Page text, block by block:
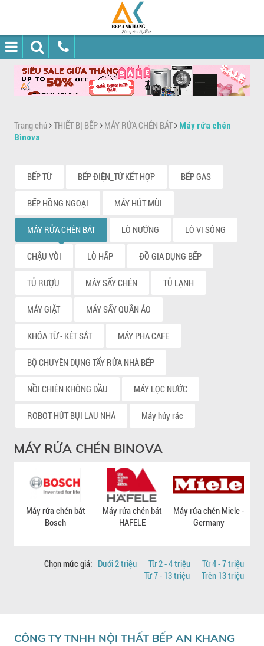
Trang chủ THIẾT BỊ BẾP MÁY RỬA CHÉN BÁT
Máy rửa chén
Binova
BẾP TỪ BẾP ĐIỆN_TỪ KẾT HỢP BẾP GAS
BẾP HỒNG NGOẠI MÁY HÚT MÙI
MÁY RỬA CHÉN BÁT LÒ NƯỚNG LÒ VI SÓNG
CHẬU VÒI LÒ HẤP ĐỒ GIA DỤNG BẾP
TỦ RƯỢU MÁY SẤY CHÉN TỦ LẠNH
MÁY GIẶT MÁY SẤY QUẦN ÁO
KHÓA TỪ - KÉT SẮT MÁY PHA CAFE
BỘ CHUYÊN DỤNG TẨY RỬA NHÀ BẾP
NỒI CHIÊN KHÔNG DẦU MÁY LỌC NƯỚC
ROBOT HÚT BỤI LAU NHÀ Máy hủy rác
MÁY RỬA CHÉN BINOVA
Máy rửa chén bát
Bosch
Máy rửa chén bát
HAFELE
Máy rửa chén Miele -
Germany
Chọn mức giá: Dưới 2 triệu Từ 2 - 4 triệu
Từ 4 - 7 triệu
Từ 7 - 13 triệu
Trên 13 triệu
CÔNG TY TNHH NỘI THẤT BẾP AN KHANG